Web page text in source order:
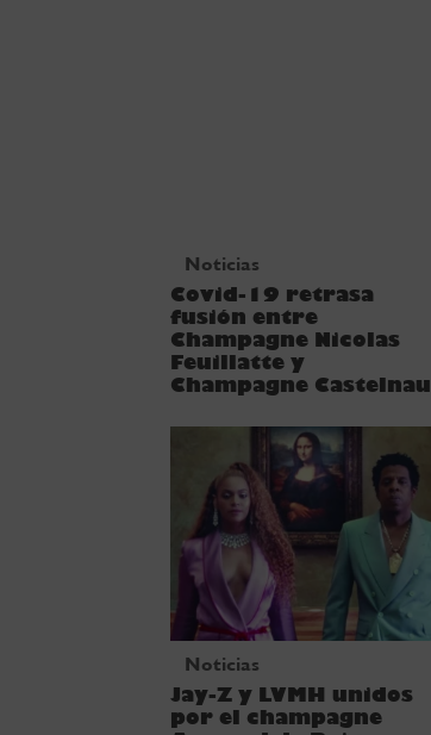
Noticias
Covid-19 retrasa
fusión entre
Champagne Nicolas
Feuillatte y
Champagne Castelnau
Noticias
Jay-Z y LVMH unidos
por el champagne